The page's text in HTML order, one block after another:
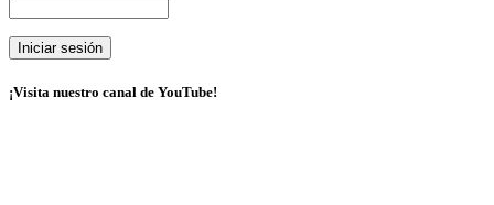
¡Visita nuestro canal de YouTube!